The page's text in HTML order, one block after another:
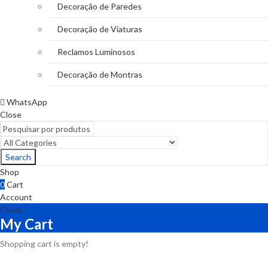
Decoração de Paredes
Decoração de Viaturas
Reclamos Luminosos
Decoração de Montras
WhatsApp
Close
Search
Shop
0Cart
Account
Close
My Cart
Shopping cart is empty!